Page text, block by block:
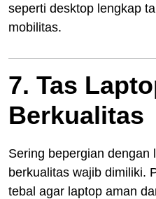
seperti desktop lengkap
mobilitas.
7. Tas
Berkualitas
Sering bepergian dengan
berkualitas wajib dimiliki.
tebal agar laptop aman